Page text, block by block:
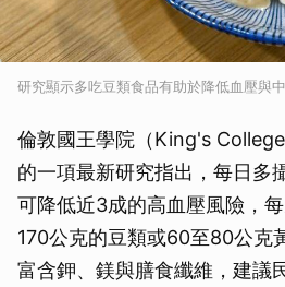
研究顯示多吃豆類食品有助於降低血壓與
倫敦國王學院（King's
的一項最新研究指出，每日多
可降低近3成的高血壓風險，
170公克的豆類或60至80公克
富含鉀、鎂與膳食纖維，建議